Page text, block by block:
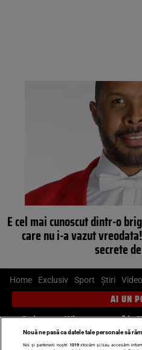
E cel mai cunoscut dintr-o
care nu i-a vazut
secrete
Home Exclusiv Sport Știri Video
AI UN
Scrie-ne pe Whatsapp, sună la
Nouă ne pasă ca datele tale personale să
Noi și partenerii noștri 1019stocăm și/sau accesăm